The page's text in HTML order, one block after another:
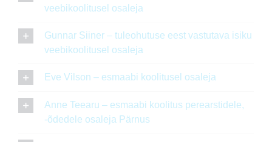
veebikoolitusel osaleja
Gunnar Siiner – tuleohutuse eest vastutava isiku
veebikoolitusel osaleja
Eve Vilson – esmaabi koolitusel osaleja
Anne Teearu – esmaabi koolitus perearstidele,
-õdedele osaleja Pärnus